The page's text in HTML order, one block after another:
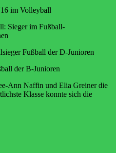
im Volleyball
Sieger im Fußball-
Fußball der D-Junioren
der B-Junioren
Ann Naffin und Elia Greiner die
Klasse konnte sich die